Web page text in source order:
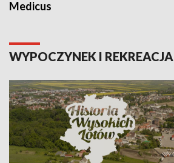
Medicus
WYPOCZYNEK I REKREACJA